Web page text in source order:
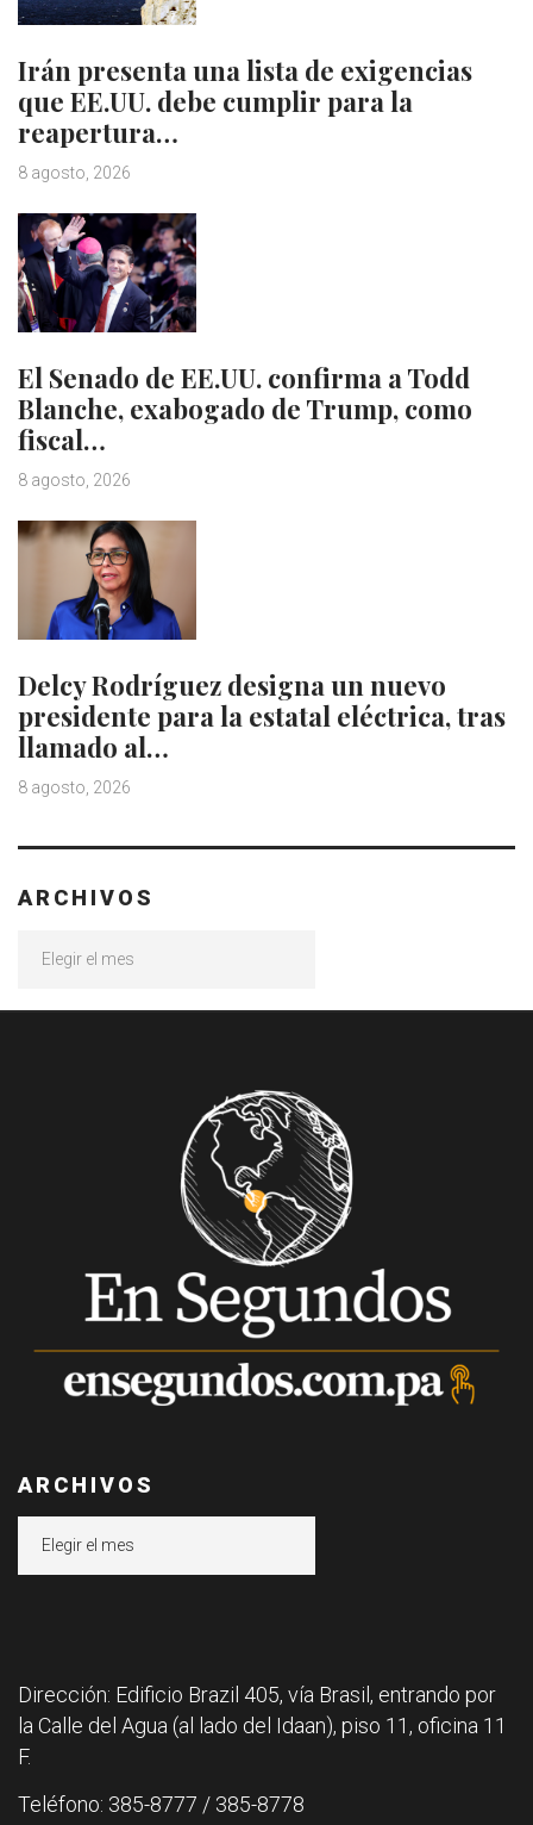
Irán presenta una lista de exigencias
que EE.UU. debe cumplir para la
reapertura…
8 agosto, 2026
El Senado de EE.UU. confirma a Todd
Blanche, exabogado de Trump, como
fiscal…
8 agosto, 2026
Delcy Rodríguez designa un nuevo
presidente para la estatal eléctrica, tras
llamado al…
8 agosto, 2026
ARCHIVOS
ARCHIVOS
Dirección: Edificio Brazil 405, vía Brasil, entrando por
la Calle del Agua (al lado del Idaan), piso 11, oficina 11
F.
Teléfono: 385-8777 / 385-8778